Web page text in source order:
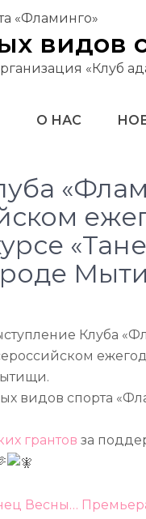
видов
«Клуб
О НАС
Клуба
видов спорта
грантов за
Весны…